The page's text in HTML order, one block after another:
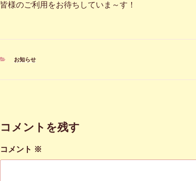
皆様のご利用をお待ちしていま～す！
カ
お知らせ
コメントを残す
コメント ※